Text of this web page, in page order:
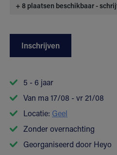
+ 8 plaatsen beschikbaar -
Inschrijven
5 - 6 jaar
Van ma 17/08 - vr 21/08
Locatie: Geel
Zonder overnachting
Georganiseerd door Heyo